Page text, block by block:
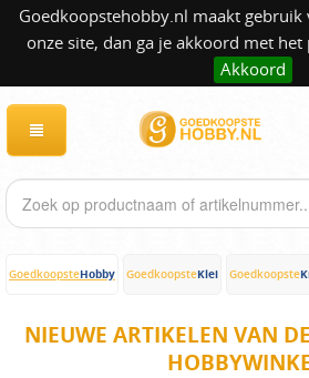
Goedkoopstehobby.nl maakt gebruik
onze site, dan ga je akkoord met het
Akkoord
GoedkoopsteHobby GoedkoopsteKlei Goedkoopste
NIEUWE ARTIKELEN VAN